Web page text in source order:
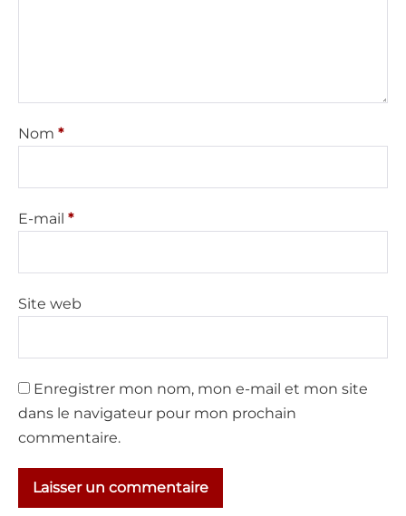
Nom *
E-mail *
Site web
Enregistrer mon nom, mon e-mail et mon site
dans le navigateur pour mon prochain
commentaire.